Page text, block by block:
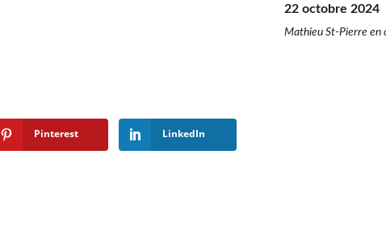
Pinterest LinkedIn
22 octobre 2024
Mathieu St-Pierre en